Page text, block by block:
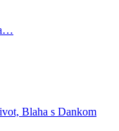
Blaha s Dankom